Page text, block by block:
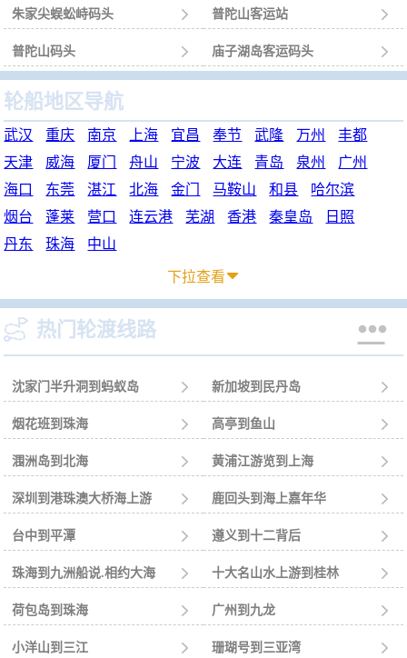
朱家尖蜈蚣峙码头  普陀山客运站 
普陀山码头  庙子湖岛客运码头 
轮船地区导航
武汉 重庆 南京 上海 宜昌 奉节 武隆 万州
丰都
天津
威海 厦门 舟山 宁波 大连 青岛 泉州
广州
海口
东莞 湛江 北海 金门 马鞍山 和县
哈尔滨
烟台
蓬莱 营口 连云港 芜湖 香港 秦皇岛
日照
丹东
珠海 中山
下拉查看
 热门轮渡线路 
沈家门半升洞到蚂蚁岛  新加坡到民丹岛 
烟花班到珠海  高亭到鱼山 
涠洲岛到北海  黄浦江游览到上海 
深圳到港珠澳大桥海上游  鹿回头到海上嘉年华 
台中到平潭  遵义到十二背后 
珠海到九洲船说.相约大海  十大名山水上游到桂林 
荷包岛到珠海  广州到九龙 
小洋山到三江  珊瑚号到三亚湾 